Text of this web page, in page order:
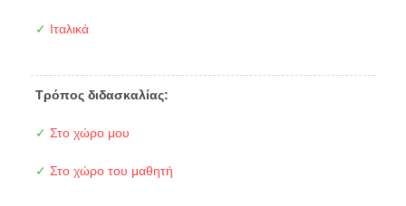
✓ Ιταλικά
Τρόπος διδασκαλίας:
✓ Στο χώρο μου
✓ Στο χώρο του μαθητή